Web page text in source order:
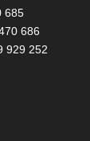
685
686
929 252